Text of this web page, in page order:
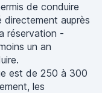
de conduire
directement auprès
réservation -
un an
est de 250 à 300
les